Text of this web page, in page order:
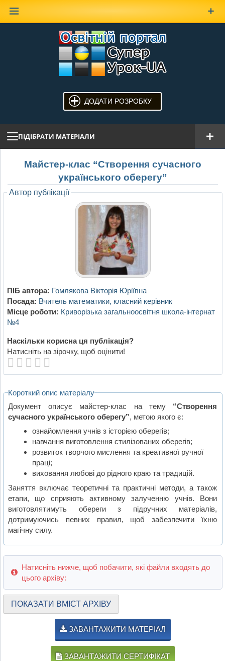
ДОДАТИ РОЗРОБКУ
ПІДІБРАТИ МАТЕРІАЛИ
Майстер-клас “Створення сучасного
українського оберегу”
Автор публікації
ПІБ автора: Гомлякова Вікторія Юріївна
Посада: Вчитель математики, класний керівник
Місце роботи: Криворізька загальноосвітня школа-інтернат
№4
Наскільки корисна ця публікація?
Натисніть на зірочку, щоб оцінити!
Короткий опис матеріалу
Документ описує майстер-клас на тему “Створення
сучасного українського оберегу”, метою якого є:
ознайомлення учнів з історією оберегів;
навчання виготовлення стилізованих оберегів;
розвиток творчого мислення та креативної ручної
праці;
виховання любові до рідного краю та традицій.
Заняття включає теоретичні та практичні методи, а також
етапи, що сприяють активному залученню учнів. Вони
виготовлятимуть обереги з підручних матеріалів,
дотримуючись певних правил, щоб забезпечити їхню
магічну силу.
Натисніть нижче, щоб побачити, які файли входять до
цього архіву:
ПОКАЗАТИ ВМІСТ АРХІВУ
ЗАВАНТАЖИТИ МАТЕРІАЛ
ЗАВАНТАЖИТИ СЕРТИФІКАТ